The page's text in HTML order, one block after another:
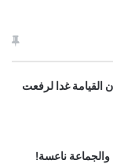
القيامة غدا لرفعت
ناعسة!